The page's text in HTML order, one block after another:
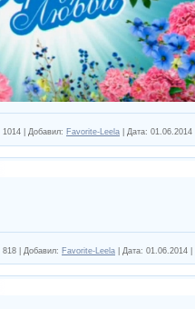
1014 Добавил: Favorite-Leela Дата: 01.06.2014
818 Добавил: Favorite-Leela Дата: 01.06.2014